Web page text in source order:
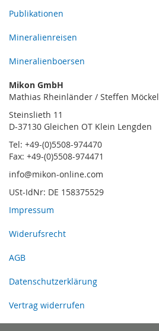
Publikationen
Mineralienreisen
Mineralienboersen
Mikon GmbH
Mathias Rheinländer / Steffen Möckel
Steinslieth 11
D-37130 Gleichen OT Klein Lengden
Tel: +49-(0)5508-974470
Fax: +49-(0)5508-974471
info@mikon-online.com
USt-IdNr: DE 158375529
Impressum
Widerufsrecht
AGB
Datenschutzerklärung
Vertrag widerrufen